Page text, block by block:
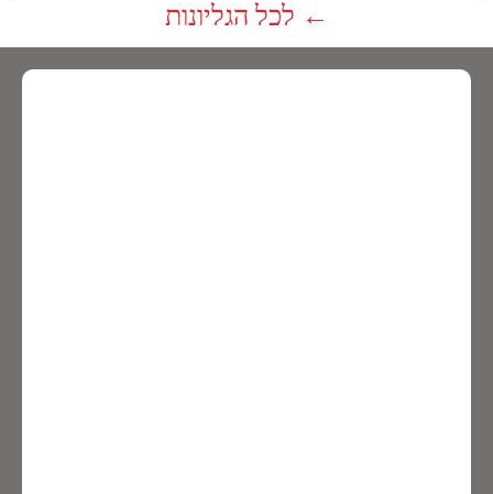
לכל הגליונות ←